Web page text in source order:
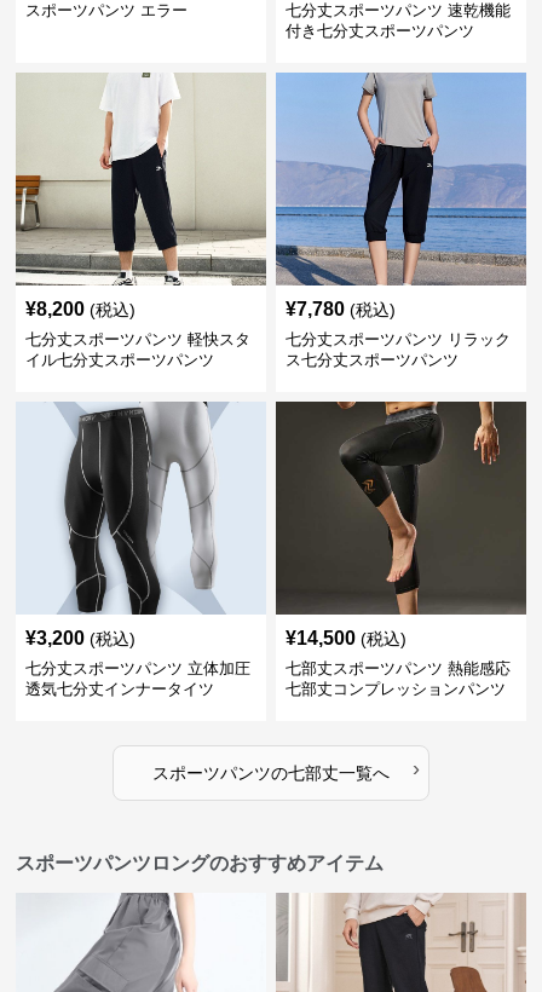
スポーツパンツ エラー
七分丈スポーツパンツ 速乾機能
付き七分丈スポーツパンツ
¥8,200 (税込)
七分丈スポーツパンツ 軽快スタ
イル七分丈スポーツパンツ
¥7,780 (税込)
七分丈スポーツパンツ リラック
ス七分丈スポーツパンツ
¥3,200 (税込)
七分丈スポーツパンツ 立体加圧
透気七分丈インナータイツ
¥14,500 (税込)
七部丈スポーツパンツ 熱能感応
七部丈コンプレッションパンツ
スポーツパンツの七部丈一覧へ ›
スポーツパンツロングのおすすめアイテム